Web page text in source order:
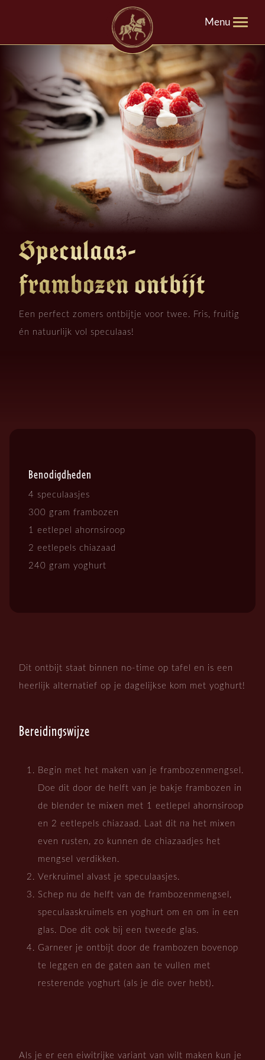
Menu
Speculaas-
frambozen ontbijt
Een perfect zomers ontbijtje voor twee. Fris, fruitig
én natuurlijk vol speculaas!
Benodigdheden
4 speculaasjes
300 gram frambozen
1 eetlepel ahornsiroop
2 eetlepels chiazaad
240 gram yoghurt
Dit ontbijt staat binnen no-time op tafel en is een
heerlijk alternatief op je dagelijkse kom met yoghurt!
Bereidingswijze
Begin met het maken van je frambozenmengsel.
Doe dit door de helft van je bakje frambozen in
de blender te mixen met 1 eetlepel ahornsiroop
en 2 eetlepels chiazaad. Laat dit na het mixen
even rusten, zo kunnen de chiazaadjes het
mengsel verdikken.
Verkruimel alvast je speculaasjes.
Schep nu de helft van de frambozenmengsel,
speculaaskruimels en yoghurt om en om in een
glas. Doe dit ook bij een tweede glas.
Garneer je ontbijt door de frambozen bovenop
te leggen en de gaten aan te vullen met
resterende yoghurt (als je die over hebt).
Als je er een eiwitrijke variant van wilt maken kun je